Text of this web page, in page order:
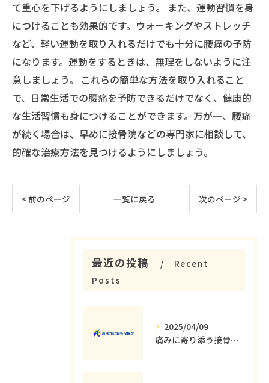
て重心を下げるようにしましょう。 また、運動習慣を身
につけることも効果的です。ウォーキングやストレッチ
など、軽い運動を取り入れるだけでも十分に腰痛の予防
になります。運動をするときは、無理をしないように注
意しましょう。 これらの簡単な方法を取り入れること
で、日常生活での腰痛を予防できるだけでなく、健康的
な生活習慣も身につけることができます。万が一、腰痛
が続く場合は、早めに接骨院などの専門家に相談して、
的確な治療方法を見つけるようにしましょう。
< 前のページ 一覧に戻る 次のページ >
最近の投稿
Recent
Posts
2025/04/09
痛みに寄り添う接骨院の役割とその重要性